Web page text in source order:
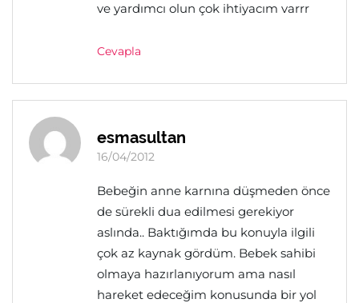
ve yardımcı olun çok ihtiyacım varrr
Cevapla
esmasultan
16/04/2012
Bebeğin anne karnına düşmeden önce
de sürekli dua edilmesi gerekiyor
aslında.. Baktığımda bu konuyla ilgili
çok az kaynak gördüm. Bebek sahibi
olmaya hazırlanıyorum ama nasıl
hareket edeceğim konusunda bir yol